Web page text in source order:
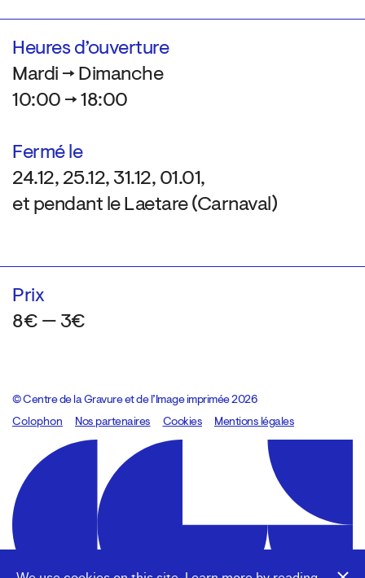
Heures d’ouverture
Mardi → Dimanche
10:00 → 18:00
Fermé le
24.12, 25.12, 31.12, 01.01,
et pendant le Laetare (Carnaval)
Prix
8€ — 3€
© Centre de la Gravure et de l’Image imprimée 2026
Colophon
Design:Marcel Kaczmarek, code:8080.studio
Nos partenaires Cookies Mentions légales